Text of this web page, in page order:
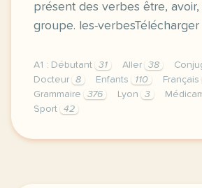
présent des verbes être,
groupe. les-verbesTélécharger
A1 : Débutant 31 Aller 38
Docteur
8 Enfants 110 Français
Grammaire
376 Lyon 3
Sport
42
exercices de niveau a1 sur